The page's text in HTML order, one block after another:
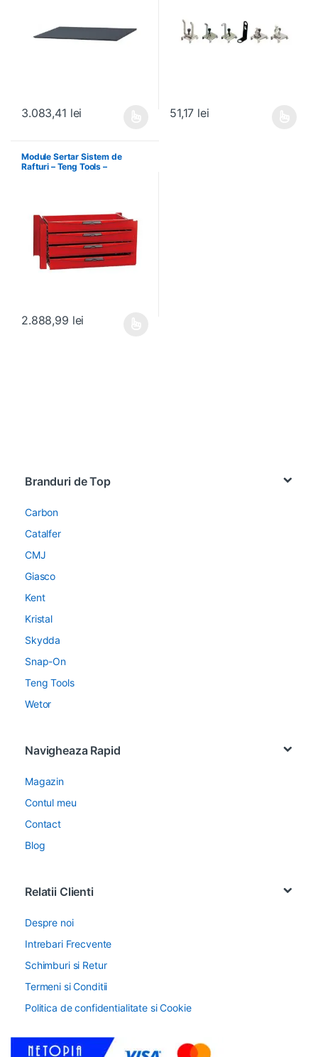
3.083,41 lei 51,17 lei
Module Sertar Sistem de
Rafturi – Teng Tools –
2.888,99 lei
Branduri de Top
Carbon
Catalfer
CMJ
Giasco
Kent
Kristal
Skydda
Snap-On
Teng Tools
Wetor
Navigheaza Rapid
Magazin
Contul meu
Contact
Blog
Relatii Clienti
Despre noi
Intrebari Frecvente
Schimburi si Retur
Termeni si Conditii
Politica de confidentialitate si Cookie